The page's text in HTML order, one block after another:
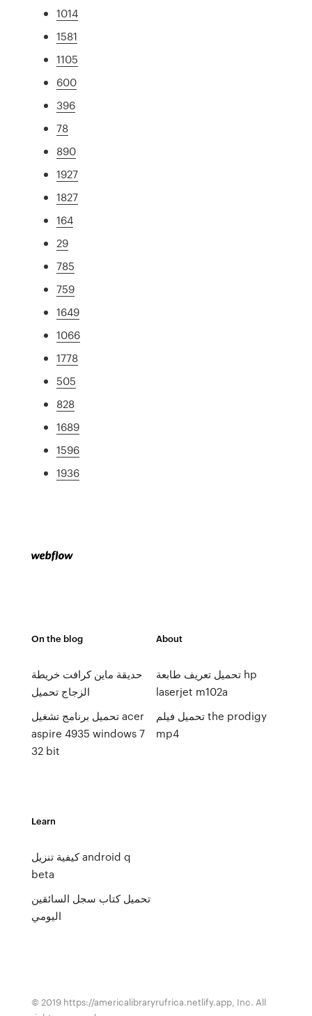
1014
1581
1105
600
396
78
890
1927
1827
164
29
785
759
1649
1066
1778
505
828
1689
1596
1936
On the blog
حديقة ماين كرافت خريطة
الزجاج تحميل
تحميل برنامج تشغيل acer
aspire 4935 windows 7
32 bit
About
تحميل تعريف طابعة hp
laserjet m102a
تحميل فيلم the prodigy
mp4
Learn
كيفية تنزيل android q
beta
تحميل كتاب سجل السائقين
اليومي
© 2019 https://americalibraryrufrica.netlify.app, Inc. All